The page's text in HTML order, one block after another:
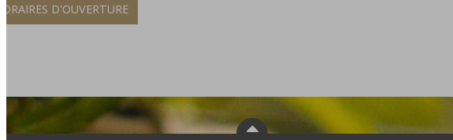
HORAIRES D'OUVERTURE